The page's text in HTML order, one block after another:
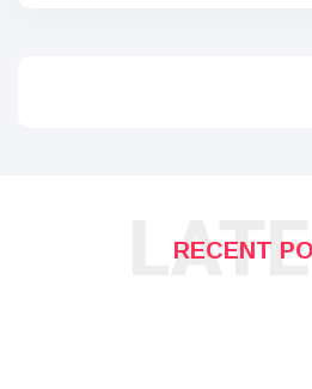
RECENT